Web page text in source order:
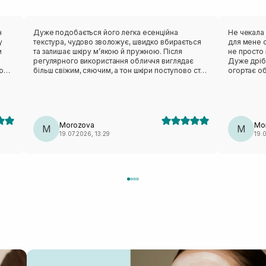
Дуже подобається його легка есенційна
текстура, чудово зволожує, швидко вбирається
та залишає шкіру м’якою й пружною. Після
регулярного використання обличчя виглядає
більш свіжим, сяючим, а тон шкіри поступово стає
M Morozova
19.07.2026, 13:29
Не чекала
для мене
не просто
Дуже
огортає
після
освіжити
M